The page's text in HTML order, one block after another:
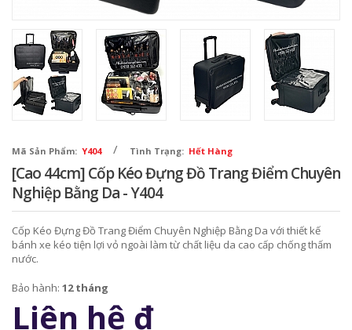
Mã Sản Phẩm: Y404 / Tình Trạng: Hết Hàng
[Cao 44cm] Cốp Kéo Đựng Đồ Trang Điểm Chuyên
Nghiệp Bằng Da - Y404
Cốp Kéo Đựng Đồ Trang Điểm Chuyên Nghiệp Bằng Da với thiết kế
bánh xe kéo tiện lợi vỏ ngoài làm từ chất liệu da cao cấp chống thấm
nước.
Bảo hành: 12 tháng
Liên hệ ₫